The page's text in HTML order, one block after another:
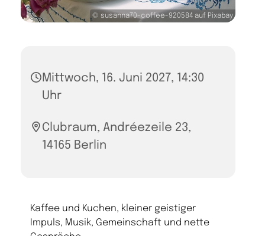
© susanna70-coffee-920584 auf Pixabay
Mittwoch, 16. Juni 2027, 14:30
Uhr
Clubraum, Andréezeile 23,
14165 Berlin
Kaffee und Kuchen, kleiner geistiger
Impuls, Musik, Gemeinschaft und nette